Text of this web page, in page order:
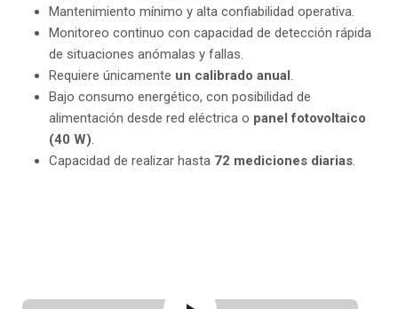
Mantenimiento mínimo y alta confiabilidad operativa.
Monitoreo continuo con capacidad de detección rápida
de situaciones anómalas y fallas.
Requiere únicamente un calibrado anual.
Bajo consumo energético, con posibilidad de
alimentación desde red eléctrica o panel fotovoltaico
(40 W).
Capacidad de realizar hasta 72 mediciones diarias.